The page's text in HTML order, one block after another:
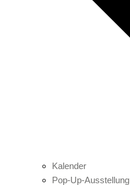
Kalender
Pop-Up-Ausstellung